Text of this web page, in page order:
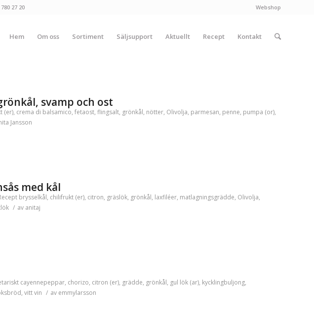
Webshop
27 20
Hem Om oss Sortiment Säljsupport Aktuellt Recept Kontakt
svamp och ost
(er), crema di balsamico, fetaost, flingsalt, grönkål, nötter, Olivolja, parmesan, penne, pumpa (or),
Jansson
med kål
brysselkål, chilifrukt (er), citron, gräslök, grönkål, laxfiléer, matlagningsgrädde, Olivolja,
/ av anitaj
cayennepeppar, chorizo, citron (er), grädde, grönkål, gul lök (ar), kycklingbuljong,
, vitt vin / av emmylarsson